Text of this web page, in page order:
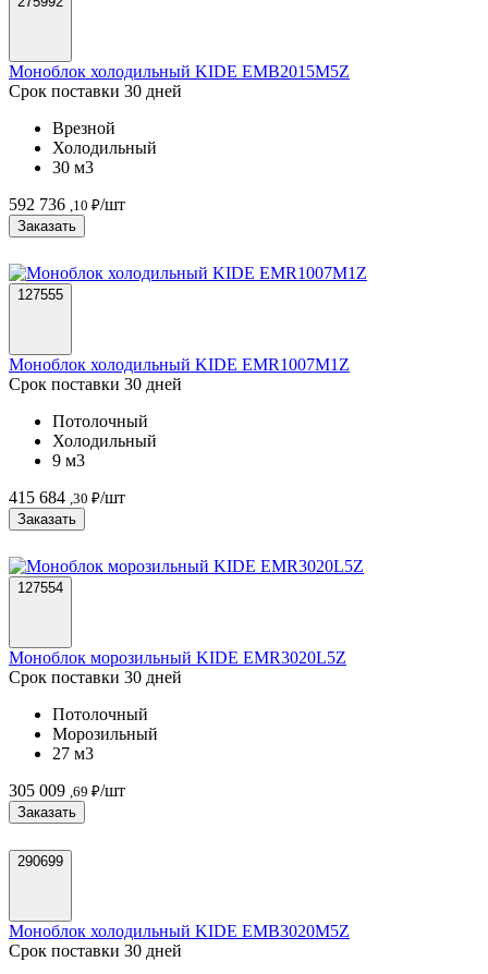
Моноблок холодильный KIDE EMB2015M5Z
Срок поставки 30 дней
Врезной
Холодильный
30 м3
592 736 ,10 ₽/шт
Заказать
127555
Моноблок холодильный KIDE EMR1007M1Z
Срок поставки 30 дней
Потолочный
Холодильный
9 м3
415 684 ,30 ₽/шт
Заказать
127554
Моноблок морозильный KIDE EMR3020L5Z
Срок поставки 30 дней
Потолочный
Морозильный
27 м3
305 009 ,69 ₽/шт
Заказать
290699
Моноблок холодильный KIDE EMB3020M5Z
Срок поставки 30 дней